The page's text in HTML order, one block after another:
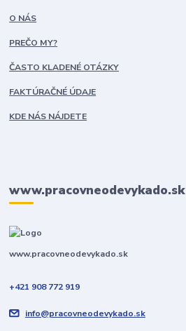
O NÁS
PREČO MY?
ČASTO KLADENÉ OTÁZKY
FAKTÚRAČNÉ ÚDAJE
KDE NÁS NÁJDETE
www.pracovneodevykado.sk
www.pracovneodevykado.sk
+421 908 772 919
info@pracovneodevykado.sk